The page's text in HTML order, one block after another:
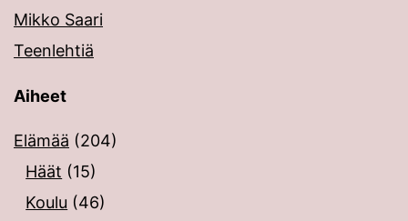
Mikko Saari
Teenlehtiä
Aiheet
Elämää (204)
Häät (15)
Koulu (46)